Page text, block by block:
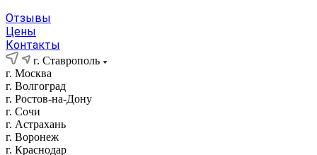
Отзывы
Цены
Контакты
г. Ставрополь
г. Москва
г. Волгоград
г. Ростов-на-Дону
г. Сочи
г. Астрахань
г. Воронеж
г. Краснодар